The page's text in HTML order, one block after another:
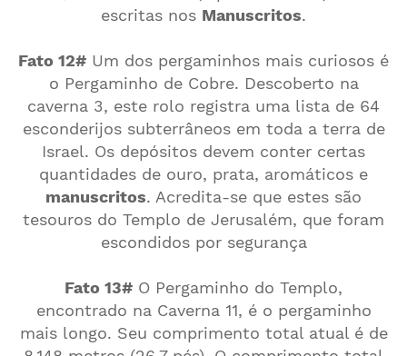
escritas nos Manuscritos.
Fato 12# Um dos pergaminhos mais curiosos é
o Pergaminho de Cobre. Descoberto na
caverna 3, este rolo registra uma lista de 64
esconderijos subterrâneos em toda a terra de
Israel. Os depósitos devem conter certas
quantidades de ouro, prata, aromáticos e
manuscritos. Acredita-se que estes são
tesouros do Templo de Jerusalém, que foram
escondidos por segurança
Fato 13# O Pergaminho do Templo,
encontrado na Caverna 11, é o pergaminho
mais longo. Seu comprimento total atual é de